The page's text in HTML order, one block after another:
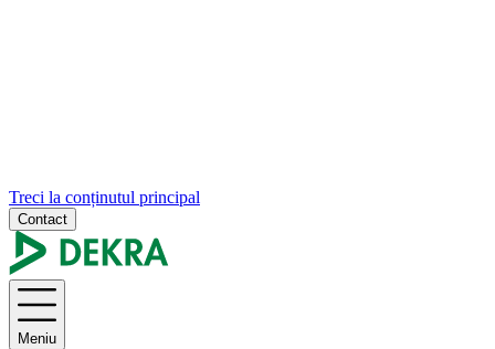
Treci la conținutul principal
Contact
Meniu